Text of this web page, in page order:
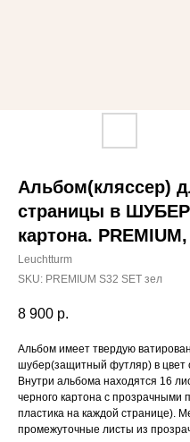
Альбом(кляссер)
страницы в
картона.
Leuchtturm
SKU: PREMIUM S32 SET зел
8 900 р.
Альбом имеет твердую
шубер(защитный футляр) в цвет
Внутри альбома находятся 16
черного картона с прозрачными
пластика на каждой странице).
промежуточные листы из